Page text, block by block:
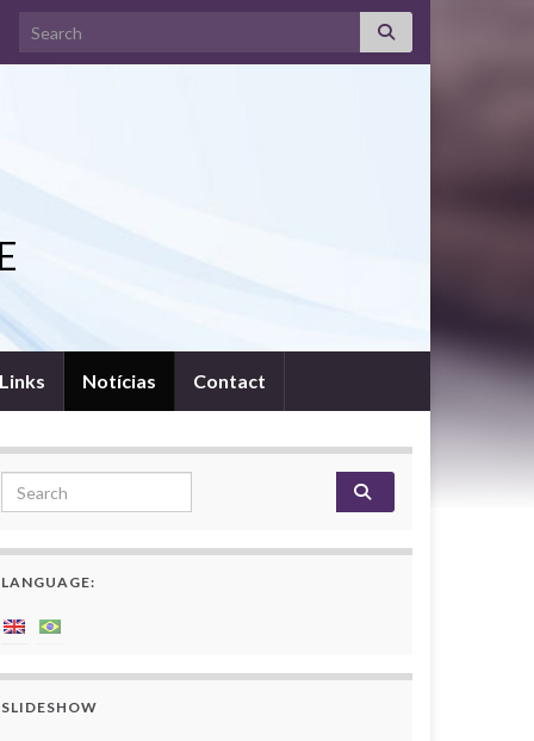
Search for:
Links Notícias Contact
Search for:
LANGUAGE:
SLIDESHOW